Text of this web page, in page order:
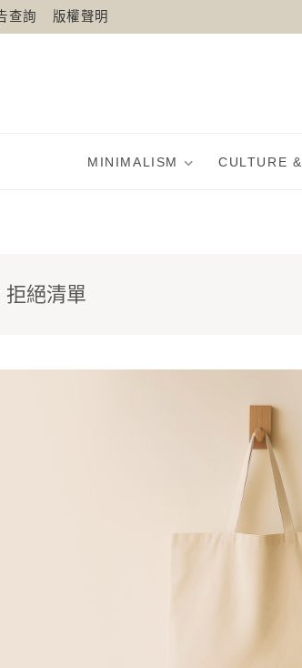
查詢 版權聲明
MINIMALISM CULTURE
拒絕清單